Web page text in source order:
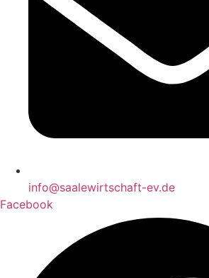
info@saalewirtschaft-ev.de
Facebook